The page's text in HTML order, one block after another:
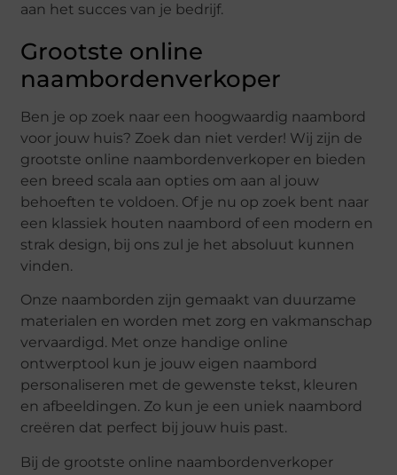
aan het succes van je bedrijf.
Grootste online
naambordenverkoper
Ben je op zoek naar een hoogwaardig naambord
voor jouw huis? Zoek dan niet verder! Wij zijn de
grootste online naambordenverkoper en bieden
een breed scala aan opties om aan al jouw
behoeften te voldoen. Of je nu op zoek bent naar
een klassiek houten naambord of een modern en
strak design, bij ons zul je het absoluut kunnen
vinden.
Onze naamborden zijn gemaakt van duurzame
materialen en worden met zorg en vakmanschap
vervaardigd. Met onze handige online
ontwerptool kun je jouw eigen naambord
personaliseren met de gewenste tekst, kleuren
en afbeeldingen. Zo kun je een uniek naambord
creëren dat perfect bij jouw huis past.
Bij de grootste online naambordenverkoper